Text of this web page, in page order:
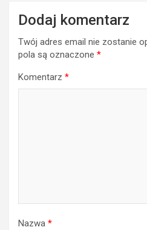
Dodaj komentarz
Twój adres email nie zostanie
pola są oznaczone *
Komentarz *
Nazwa *